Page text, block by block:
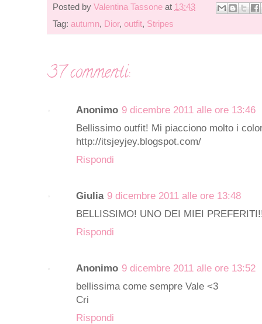
Posted by Valentina Tassone at 13:43
Tag: autumn, Dior, outfit, Stripes
37 commenti:
Anonimo 9 dicembre 2011 alle ore 13:46
Bellissimo outfit! Mi piacciono molto i
http://itsjeyjey.blogspot.com/
Rispondi
Giulia 9 dicembre 2011 alle ore 13:48
BELLISSIMO! UNO DEI MIEI
Rispondi
Anonimo 9 dicembre 2011 alle ore 13:52
bellissima come sempre Vale <3
Cri
Rispondi